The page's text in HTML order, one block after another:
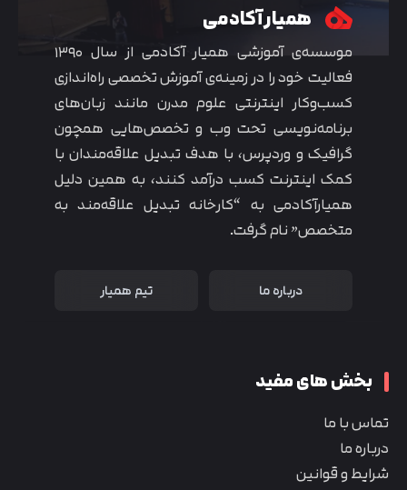
همیار آکادمی
موسسه‌ی آموزشی همیار آکادمی از سال ۱۳۹۰
فعالیت خود را در زمینه‌ی آموزش تخصصی راه‌اندازی
کسب‌و‌کار اینترنتی علوم مدرن مانند زبان‌های
برنامه‌نویسی تحت وب و تخصص‌هایی همچون
گرافیک و وردپرس، با هدف تبدیل علاقه‌مندان با
کمک اینترنت کسب درآمد کنند، به همین دلیل
همیارآکادمی به “کارخانه تبدیل علاقه‌مند به
متخصص” نام گرفت.
درباره ما تیم همیار
بخش های مفید
تماس با ما
درباره ما
شرایط و قوانین